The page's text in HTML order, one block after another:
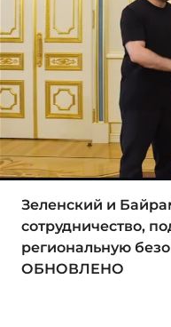
Зеленский и
сотрудничество,
региональную
ОБНОВЛЕНО